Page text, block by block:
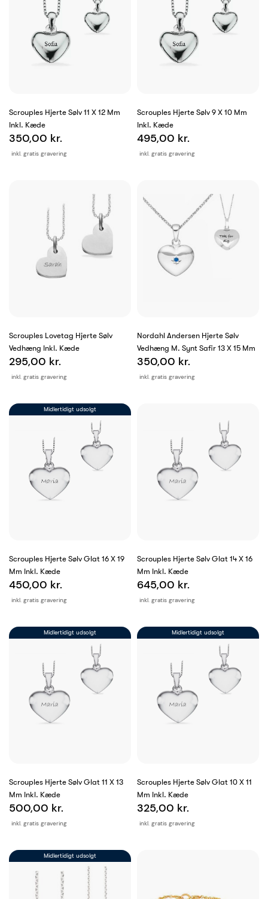
Scrouples Hjerte Sølv 11 X 12 Mm
Inkl. Kæde
inkl. gratis gravering
350,00 kr.
Scrouples Hjerte Sølv 9 X 10 Mm
Inkl. Kæde
inkl. gratis gravering
495,00 kr.
Scrouples Lovetag Hjerte Sølv
Vedhæng Inkl. Kæde
inkl. gratis gravering
295,00 kr.
Nordahl Andersen Hjerte Sølv
Vedhæng M. Synt Safir 13 X 15 Mm
inkl. gratis gravering
350,00 kr.
Scrouples Hjerte Sølv Glat 16 X 19
Mm Inkl. Kæde
inkl. gratis gravering
450,00 kr.
Midlertidigt udsolgt
Scrouples Hjerte Sølv Glat 14 X 16
Mm Inkl. Kæde
inkl. gratis gravering
645,00 kr.
Scrouples Hjerte Sølv Glat 11 X 13
Mm Inkl. Kæde
inkl. gratis gravering
500,00 kr.
Midlertidigt udsolgt
Scrouples Hjerte Sølv Glat 10 X 11
Mm Inkl. Kæde
inkl. gratis gravering
325,00 kr.
Midlertidigt udsolgt
Midlertidigt udsolgt